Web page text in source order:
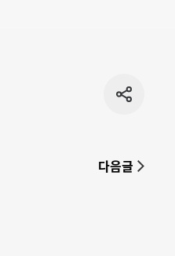
공유
다음글